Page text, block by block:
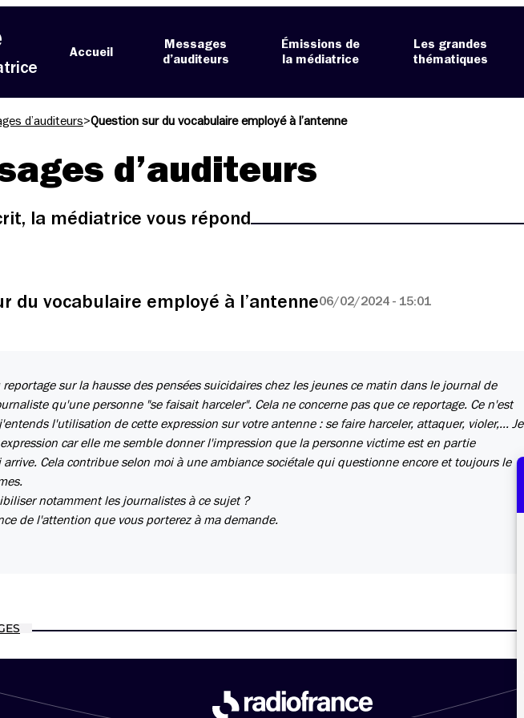
Accueil
Messages
d’auditeurs
Émissions de
la médiatrice
Les grandes
thématiques
d’auditeurs>Question sur du vocabulaire employé à l’antenne
d’auditeurs
la médiatrice vous répond
du vocabulaire employé à l’antenne06/02/2024 - 15:01
reportage sur la hausse des pensées suicidaires chez les jeunes ce matin dans le journal de
qu'une personne "se faisait harceler". Cela ne concerne pas que ce reportage. Ce n'est
l'utilisation de cette expression sur votre antenne : se faire harceler, attaquer, violer,... Je
car elle me semble donner l'impression que la personne victime est en partie
Cela contribue selon moi à une ambiance sociétale qui questionne encore et toujours le
notamment les journalistes à ce sujet ?
de l'attention que vous porterez à ma demande.